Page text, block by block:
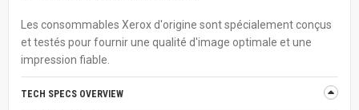
Les consommables Xerox d'origine sont spécialement conçus
et testés pour fournir une qualité d'image optimale et une
impression fiable.
TECH SPECS OVERVIEW